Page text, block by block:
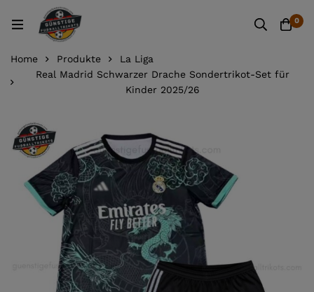
0
Home Produkte
La Liga
Real Madrid Schwarzer Drache Sondertrikot-Set für
Kinder 2025/26